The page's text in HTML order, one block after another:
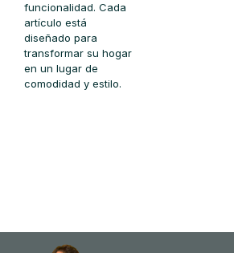
funcionalidad. Cada
artículo está
diseñado para
transformar su hogar
en un lugar de
comodidad y estilo.